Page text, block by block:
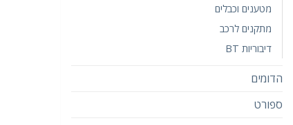
מטענים וכבלים
מתקנים לרכב
דיבוריות BT
הדומים
ספורט